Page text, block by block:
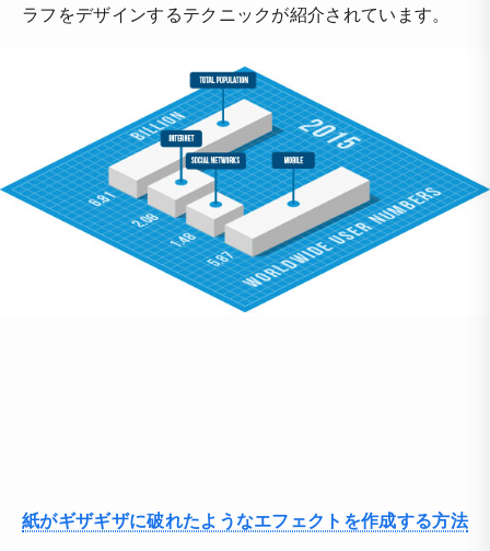
ラフをデザインするテクニックが紹介されています。
紙がギザギザに破れたようなエフェクトを作成する方法